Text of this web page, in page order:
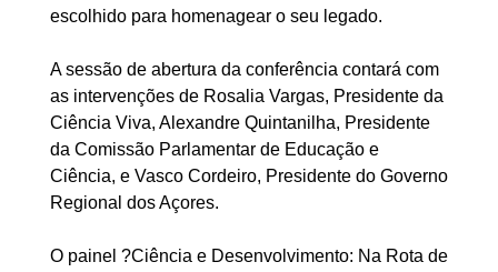
escolhido para homenagear o seu legado.
A sessão de abertura da conferência contará com
as intervenções de Rosalia Vargas, Presidente da
Ciência Viva, Alexandre Quintanilha, Presidente
da Comissão Parlamentar de Educação e
Ciência, e Vasco Cordeiro, Presidente do Governo
Regional dos Açores.
O painel ?Ciência e Desenvolvimento: Na Rota de